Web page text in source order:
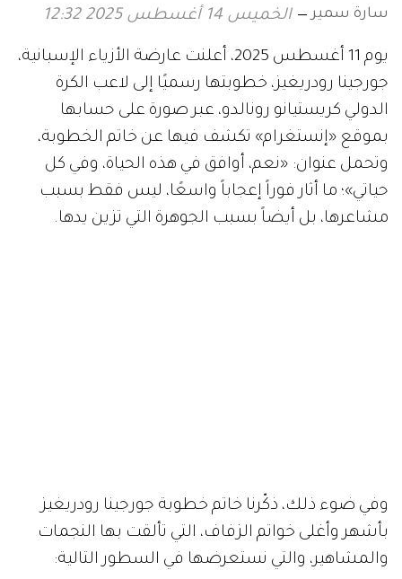
سارة سمير الخميس 14 أغسطس 2025 12:32
يوم 11 أغسطس 2025، أعلنت عارضة الأزياء الإسبانية،
جورجينا رودريغيز، خطوبتها رسميًا إلى لاعب الكرة
الدولي كريستيانو رونالدو، عبر صورة على حسابها
بموقع «إنستغرام» تكشف فيها عن خاتم الخطوبة،
وتحمل عنوان: «نعم، أوافق في هذه الحياة، وفي كل
حياتي»؛ ما أثار فوراً إعجاباً واسعًا، ليس فقط بسبب
مشاعرها، بل أيضاً بسبب الجوهرة التي تزين يدها.
وفي ضوء ذلك، ذكّرنا خاتم خطوبة جورجينا رودريغيز
بأشهر وأغلى خواتم الزفاف، التي تألقت بها النجمات
والمشاهير، والتي نستعرضها في السطور التالية: